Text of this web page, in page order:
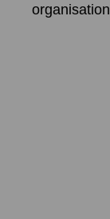
organisation